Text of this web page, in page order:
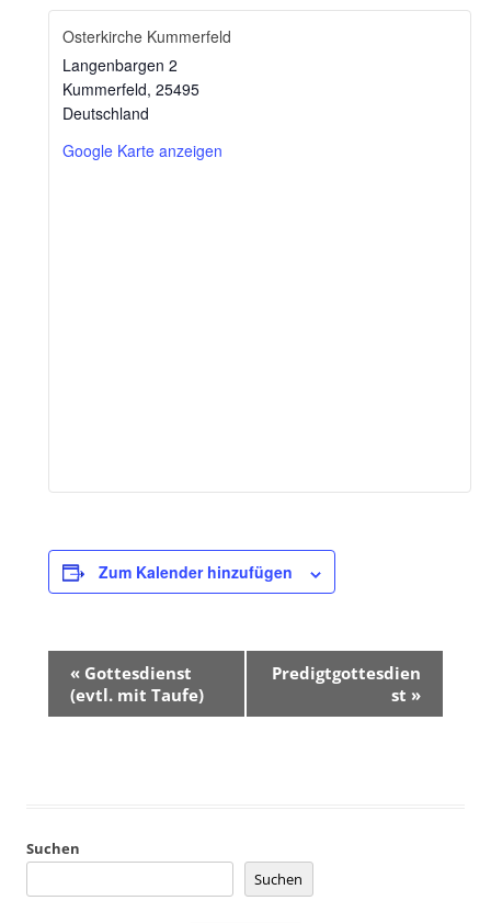
Osterkirche Kummerfeld
Langenbargen 2
Kummerfeld, 25495
Deutschland
Google Karte anzeigen
Zum Kalender hinzufügen
e
s
« Gottesdienst
(evtl. mit Taufe)
Predigtgottesdien
st »
Suchen
Suchen